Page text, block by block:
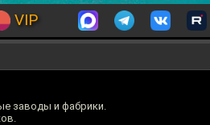
VIP
заводы и фабрики.